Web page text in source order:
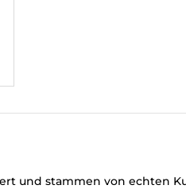
und stammen von echten